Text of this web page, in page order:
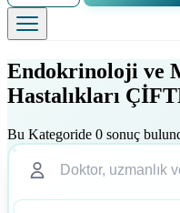
Endokrinoloji ve
Hastalıkları
Bu Kategoride 0 sonuç